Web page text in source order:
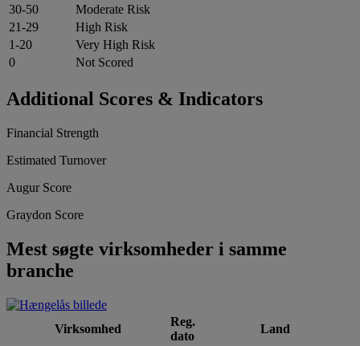
30-50
Moderate Risk
21-29
High Risk
1-20
Very High Risk
0
Not Scored
Additional Scores & Indicators
Financial Strength
Estimated Turnover
Augur Score
Graydon Score
Mest søgte virksomheder i samme
branche
Virksomhed
Reg.
dato
Land